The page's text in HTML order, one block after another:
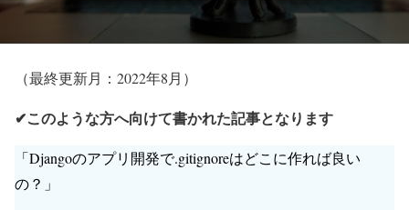
（最終更新月：2022年8月）
✔このような方へ向けて書かれた記事となります
「Djangoのアプリ開発で.gitignoreはどこに作れば良い
の？」